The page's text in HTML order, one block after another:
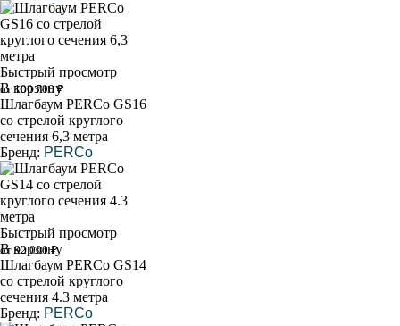
Быстрый просмотр
В корзину
от 100 700 ₽
Шлагбаум PERCo GS16
со стрелой круглого
сечения 6,3 метра
Бренд: PERCo
Быстрый просмотр
В корзину
от 92 000 ₽
Шлагбаум PERCo GS14
со стрелой круглого
сечения 4.3 метра
Бренд: PERCo